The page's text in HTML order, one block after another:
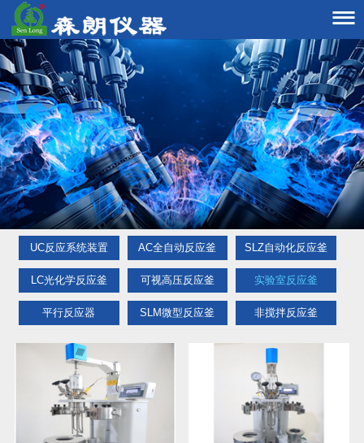

UC反应系统装置 AC全自动反应釜 SLZ自动化反应釜
LC光化学反应釜 可视高压反应釜 实验室反应釜
平行反应器 SLM微型反应釜 非搅拌反应釜